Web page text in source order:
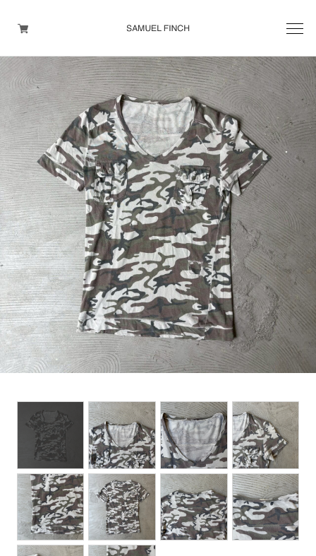
Men's
Maison Martin Margiela
Helmut Lang
Yohji Yamamoto
Other brands
TOPS
OUTER WEAR
BOTTOMS
DESIGNERS ARCHIVES